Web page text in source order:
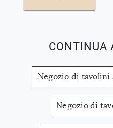
CONTINUA
Negozio di tavolini
Negozio di